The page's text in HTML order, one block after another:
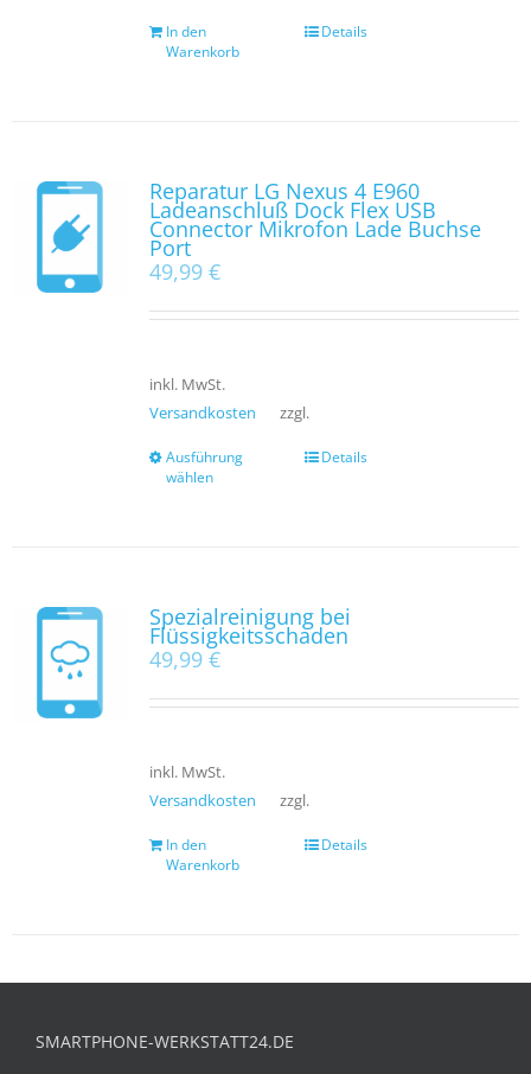
In den
Warenkorb
Details
Reparatur LG Nexus 4 E960
Ladeanschluß Dock Flex USB
Connector Mikrofon Lade Buchse
Port
49,99 €
inkl. MwSt.
zzgl.
Versandkosten
Ausführung
wählen
Details
Spezialreinigung bei
Flüssigkeitsschaden
49,99 €
inkl. MwSt.
zzgl.
Versandkosten
In den
Warenkorb
Details
SMARTPHONE-WERKSTATT24.DE